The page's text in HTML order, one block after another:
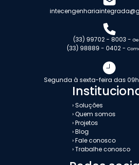
(33) 99702 - 8003 -
(33) 98889 - 0402 -
Segunda à sexta-feira das
› Soluções
› Quem somos
› Projetos
› Blog
› Fale conosco
› Trabalhe conosco